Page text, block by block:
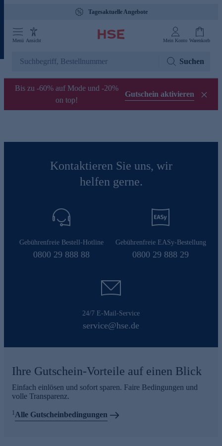
Tagesaktuelle Angebote
Menü Ansicht Mein Konto Warenkorb
Suchen
Bis zu -60% auf Mode und -20%
on top!
Gutschein aktivieren
Kontaktieren Sie uns, wir
helfen gerne.
Gebührenfreie Bestell-Hotline
0800 29 888 88
Gebührenfreie EASy-Bestellung
0800 29 888 29
24/7 E-Mail-Service
service@hse.de
Ihre Gutschein-Vorteile auf einen Blick
Einfach einlösen und sofort sparen. Faire Bedingungen und
volle Transparenz.
1Alle Gutscheinbedingungen